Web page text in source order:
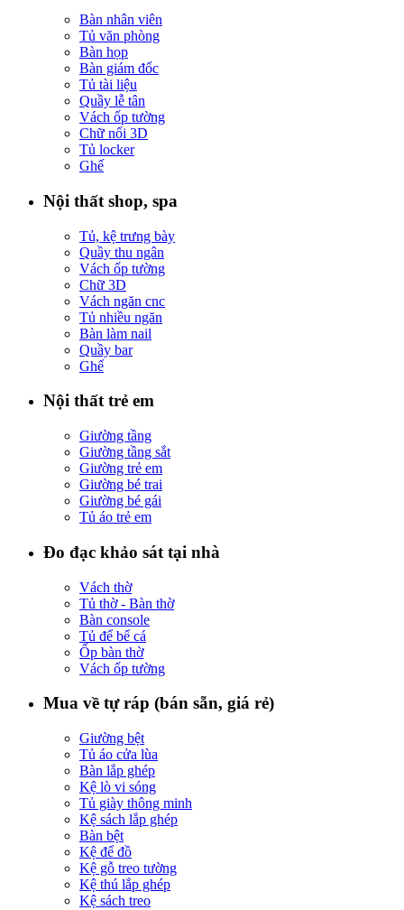
Bàn nhân viên
Tủ văn phòng
Bàn họp
Bàn giám đốc
Tủ tài liệu
Quầy lễ tân
Vách ốp tường
Chữ nổi 3D
Tủ locker
Ghế
Nội thất shop, spa
Tủ, kệ trưng bày
Quầy thu ngân
Vách ốp tường
Chữ 3D
Vách ngăn cnc
Tủ nhiều ngăn
Bàn làm nail
Quầy bar
Ghế
Nội thất trẻ em
Giường tầng
Giường tầng sắt
Giường trẻ em
Giường bé trai
Giường bé gái
Tủ áo trẻ em
Đo đạc khảo sát tại nhà
Vách thờ
Tủ thờ - Bàn thờ
Bàn console
Tủ để bể cá
Ốp bàn thờ
Vách ốp tường
Mua về tự ráp (bán sẵn, giá rẻ)
Giường bệt
Tủ áo cửa lùa
Bàn lắp ghép
Kệ lò vi sóng
Tủ giày thông minh
Kệ sách lắp ghép
Bàn bệt
Kệ để đồ
Kệ gỗ treo tường
Kệ thú lắp ghép
Kệ sách treo